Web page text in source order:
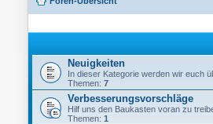
Neuigkeiten
In dieser Kategorie werden wir euch
Themen: 7
Verbesserungsvorschläge
Hilf uns den Baukasten voran zu
Themen: 1